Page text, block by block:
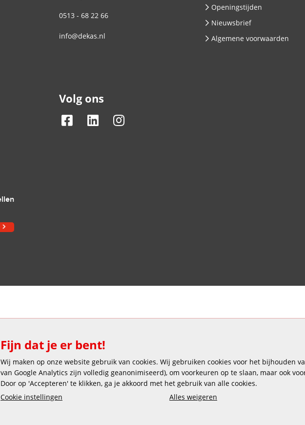
0513 - 68 22 66
info@dekas.nl
Volg ons
Openingstijden
Nieuwsbrief
Algemene voorwaarden
Veilig en gemakkelijk betalen
Copyright © 2025 DEKAS
Fijn dat je er bent!
Wij maken op onze website gebruik van cookies. Wij gebruiken cookies voor het bijhouden
van Google Analytics zijn volledig geanonimiseerd), om voorkeuren op te slaan, maar ook
Door op 'Accepteren' te klikken, ga je akkoord met het gebruik van alle cookies.
Cookie instellingen
Alles weigeren